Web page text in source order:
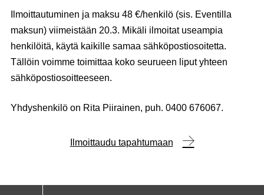
Ilmoittautuminen ja maksu 48 €/henkilö (sis. Eventilla
maksun) viimeistään 20.3. Mikäli ilmoitat useampia
henkilöitä, käytä kaikille samaa sähköpostiosoitetta.
Tällöin voimme toimittaa koko seurueen liput yhteen
sähköpostiosoitteeseen.
Yhdyshenkilö on Rita Piirainen, puh. 0400 676067.
Ilmoittaudu tapahtumaan